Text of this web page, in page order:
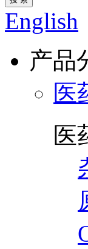
English
产品
医
医